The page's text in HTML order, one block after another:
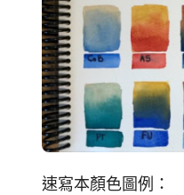
速寫本顏色圖例：